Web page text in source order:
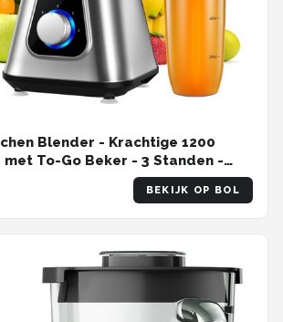
Blender - Krachtige 1200
To-Go Beker - 3 Standen -
BEKIJK OP BOL